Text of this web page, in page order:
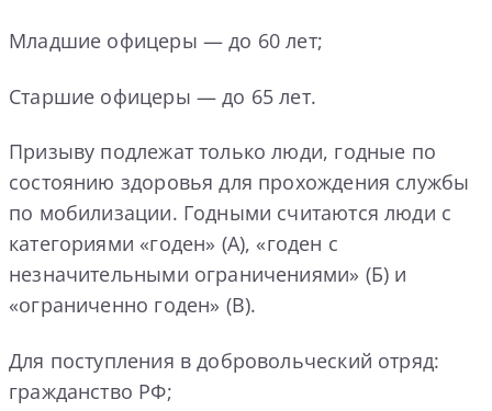
Младшие офицеры — до 60 лет;
Старшие офицеры — до 65 лет.
Призыву подлежат только люди, годные по
состоянию здоровья для прохождения службы
по мобилизации. Годными считаются люди с
категориями «годен» (А), «годен с
незначительными ограничениями» (Б) и
«ограниченно годен» (В).
Для поступления в добровольческий отряд:
гражданство РФ;